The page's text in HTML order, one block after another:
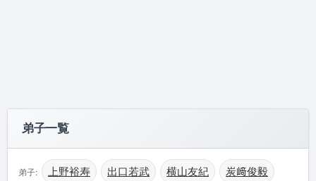
弟子一覧
弟子: 上野裕寿 出口若武 横山友紀 炭﨑俊毅